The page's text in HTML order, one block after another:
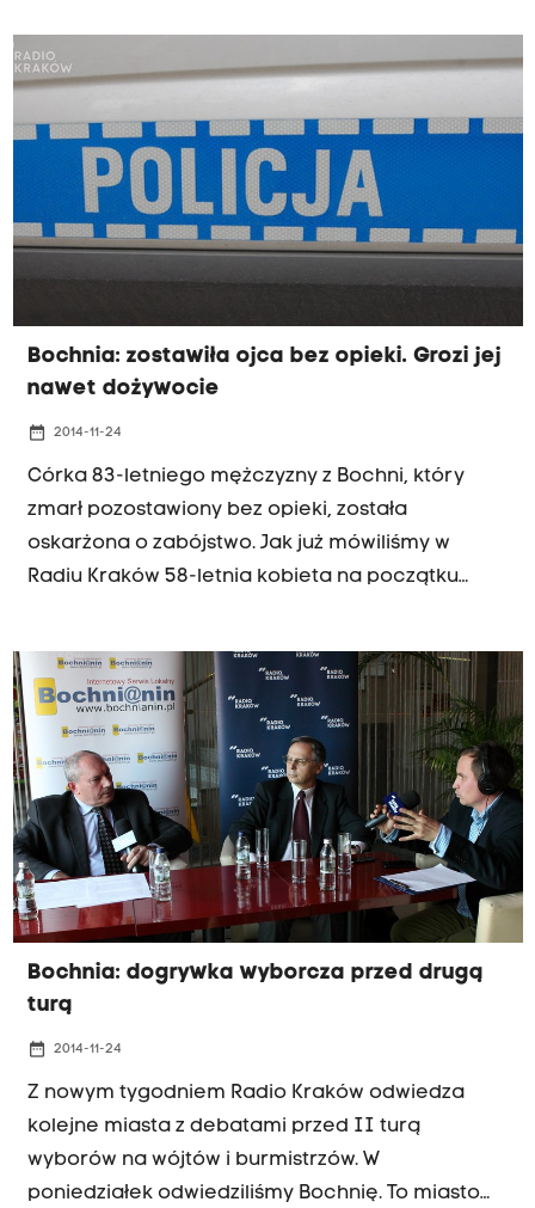
zaglądać im do domów.
Bochnia: zostawiła ojca bez opieki. Grozi jej
nawet dożywocie
date_range 2014-11-24
Córka 83-letniego mężczyzny z Bochni, który
zmarł pozostawiony bez opieki, została
oskarżona o zabójstwo. Jak już mówiliśmy w
Radiu Kraków 58-letnia kobieta na początku
Bochnia: dogrywka wyborcza przed drugą
turą
date_range 2014-11-24
Z nowym tygodniem Radio Kraków odwiedza
kolejne miasta z debatami przed II turą
wyborów na wójtów i burmistrzów. W
poniedziałek odwiedziliśmy Bochnię. To miasto